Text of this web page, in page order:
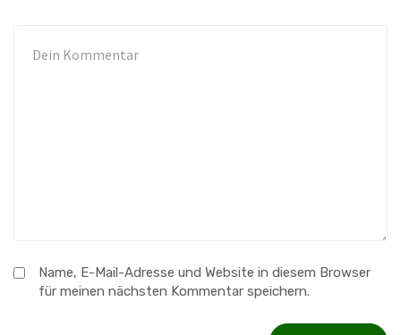
Name, E-Mail-Adresse und Website in diesem Browser
für meinen nächsten Kommentar speichern.